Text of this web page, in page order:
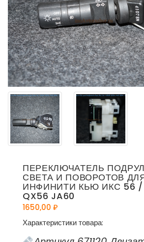
ПЕРЕКЛЮЧАТЕЛЬ
СВЕТА И ПОВОРОТОВ
ИНФИНИТИ КЬЮ ИКС 56 /
QX56 JA60
1650,00 ₽
Характеристики товара: